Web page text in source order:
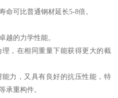
命可比普通钢材延长5-8倍。
越的力学性能。
，在相同重量下能获得更大的截
力，又具有良好的抗压性能，特
承重构件。